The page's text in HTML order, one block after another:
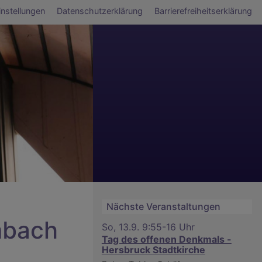
Datenschutzerklärung Barrierefreiheitserklärung
Nächste Veranstaltungen
So, 13.9. 9:55-16 Uhr
Tag des offenen Denkmals -
Hersbruck Stadtkirche